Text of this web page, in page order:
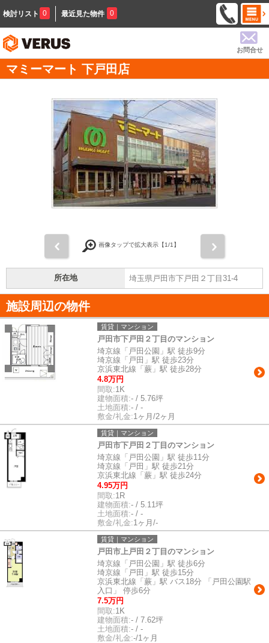
検討リスト 0 最近見た物件 0
お問合せ
マミーマート 下戸田店
画像タップで拡大表示【1/1】
所在地 埼玉県戸田市下戸田２丁目31-4
施設周辺の物件
賃貸｜マンション
戸田市下戸田２丁目のマンション
埼京線「戸田公園」駅 徒歩9分
埼京線「戸田」駅 徒歩23分
京浜東北線「蕨」駅 徒歩28分
4.8万円
間取:1K
建物面積:- / 5.76坪
土地面積:- / -
敷金/礼金:1ヶ月/2ヶ月
賃貸｜マンション
戸田市下戸田２丁目のマンション
埼京線「戸田公園」駅 徒歩11分
埼京線「戸田」駅 徒歩21分
京浜東北線「蕨」駅 徒歩24分
4.95万円
間取:1R
建物面積:- / 5.11坪
土地面積:- / -
敷金/礼金:1ヶ月/-
賃貸｜マンション
戸田市上戸田２丁目のマンション
埼京線「戸田公園」駅 徒歩6分
埼京線「戸田」駅 徒歩15分
京浜東北線「蕨」駅 バス18分 「戸田公園駅
入口」 停歩6分
7.5万円
間取:1K
建物面積:- / 7.62坪
土地面積:- / -
敷金/礼金:-/1ヶ月